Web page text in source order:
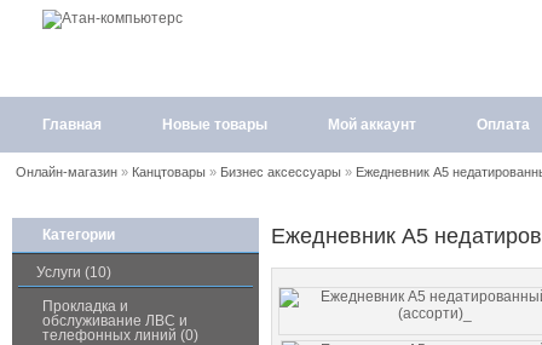
Главная Новые товары Мой аккаунт Оплата
Онлайн-магазин» Канцтовары» Бизнес аксессуары» Ежедневник А5
Категории
Услуги (10)
Прокладка и
обслуживание ЛВС и
телефонных линий (0)
Ежедневник А5